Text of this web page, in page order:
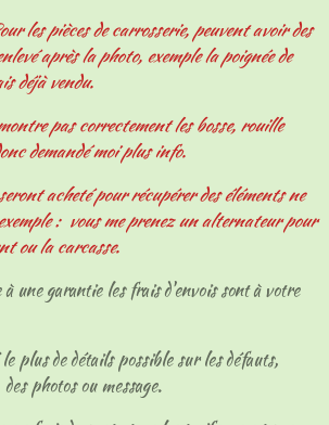
les pièces de carrosserie, peuvent avoir des
après la photo, exemple la poignée de
déjà vendu.
pas correctement les bosse, rouille
demandé moi plus info.
acheté pour récupérer des éléments ne
: vous me prenez un alternateur pour
ou la carcasse.
une garantie les frais d'envois sont à votre
plus de détails possible sur les défauts,
photos ou message.